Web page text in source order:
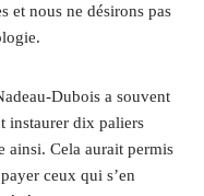
et nous ne désirons pas
Dubois a souvent
instaurer dix paliers
ainsi. Cela aurait permis
ceux qui s’en